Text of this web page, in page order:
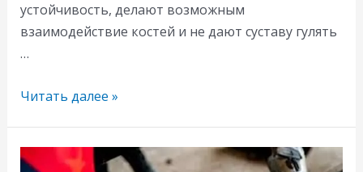
устойчивость, делают возможным
взаимодействие костей и не дают суставу гулять
…
Растяжение
Читать далее »